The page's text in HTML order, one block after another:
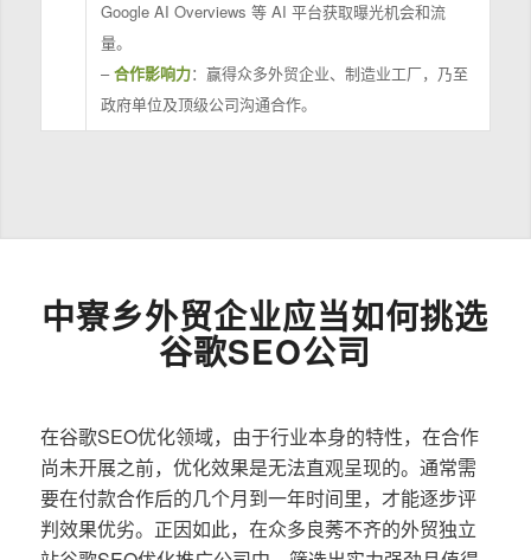
Google AI Overviews 等 AI 平台获取曝光机会和流
量。
–合作影响力：赢得众多外贸企业、制造业工厂，乃至
政府单位及顶级公司沟通合作。
中寮乡外贸企业应当如何挑选
谷歌SEO公司
在谷歌SEO优化领域，由于行业本身的特性，在合作
尚未开展之前，优化效果是无法直观呈现的。通常需
要在付款合作后的几个月到一年时间里，才能逐步评
判效果优劣。正因如此，在众多良莠不齐的外贸独立